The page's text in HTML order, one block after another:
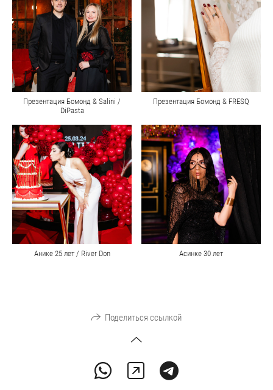
Презентация Бомонд & Salini /
DiPasta
Презентация Бомонд & FRESQ
Анике 25 лет / River Don Асинке 30 лет
Поделиться ссылкой